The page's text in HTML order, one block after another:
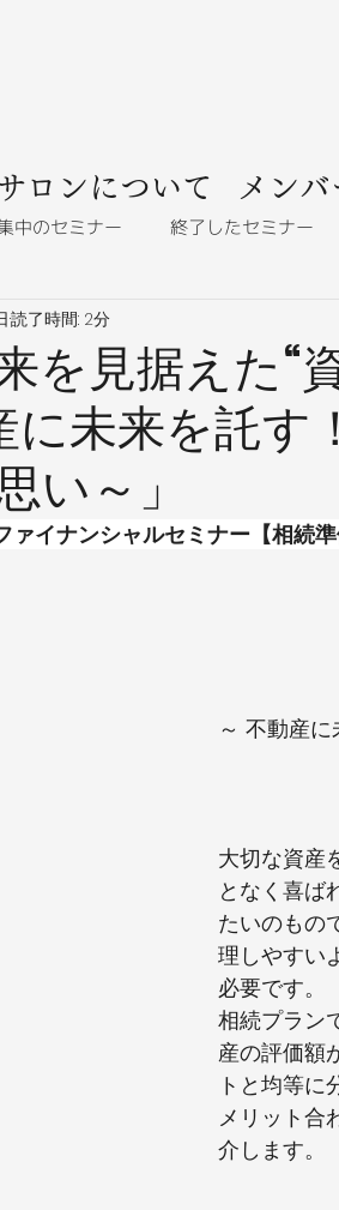
ロンについて メン
中のセミナー 終了したセミナー
を見据えた“
に未来を託す
い～」
読了時間: 2分
ァイナンシャルセミナー【相続
～ 不動産に
相続で
大切な資産
となく喜ば
たいのもの
理しやすい
必要です。
相続プラン
産の評価額
トと均等に
メリット合
介します。